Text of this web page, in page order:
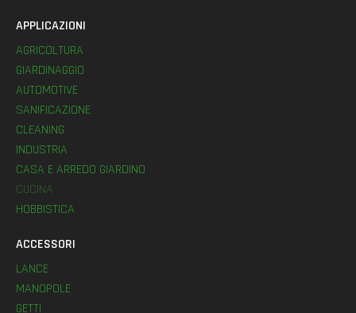
APPLICAZIONI
AGRICOLTURA
GIARDINAGGIO
AUTOMOTIVE
SANIFICAZIONE
CLEANING
INDUSTRIA
CASA E ARREDO GIARDINO
CUCINA
HOBBISTICA
ACCESSORI
LANCE
MANOPOLE
GETTI